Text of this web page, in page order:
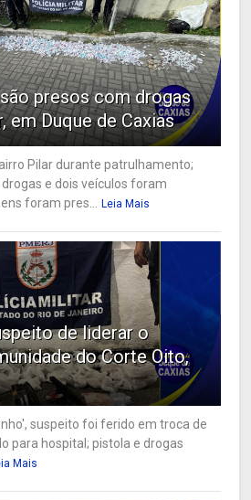
presos com drogas
em Duque de Caxias
Pilar durante patrulhamento;
e dois veículos foram
foram pres...
Leia Mais
de liderar o
do Corte Oito,
suspeito foi ferido em troca de
para hospital; pistola e drogas
Mais